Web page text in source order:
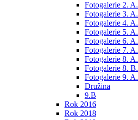
Fotogalerie 2. A.
Fotogalerie 3. A.
Fotogalerie 4. A.
Fotogalerie 5. A.
Fotogalerie 6. A.
Fotogalerie 7. A.
Fotogalerie 8. A.
Fotogalerie 8. B.
Fotogalerie 9. A.
Družina
9.B
Rok 2016
Rok 2018